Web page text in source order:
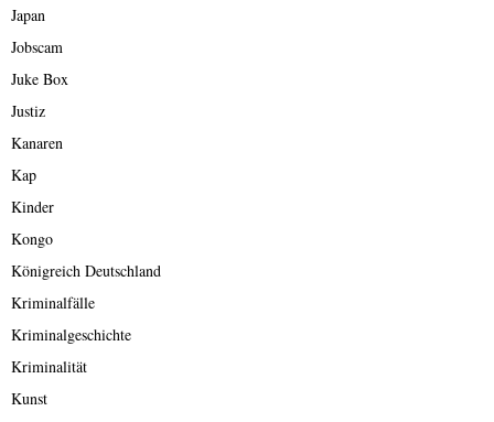
Japan
Jobscam
Juke Box
Justiz
Kanaren
Kap
Kinder
Kongo
Königreich Deutschland
Kriminalfälle
Kriminalgeschichte
Kriminalität
Kunst